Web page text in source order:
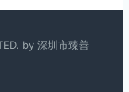
by 深圳市臻善